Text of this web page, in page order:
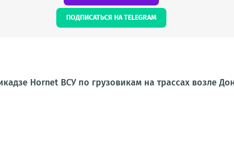
ПОДПИСАТЬСЯ НА TELEGRAM
Hornet ВСУ по грузовикам на трассах возле